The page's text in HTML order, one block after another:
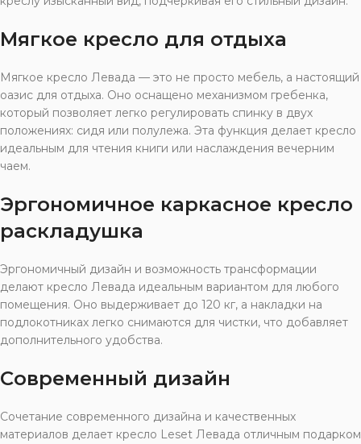
Мягкое кресло для отдыха
Мягкое кресло Левада — это не просто мебель, а настоящий
оазис для отдыха. Оно оснащено механизмом гребенка,
который позволяет легко регулировать спинку в двух
положениях: сидя или полулежа. Эта функция делает кресло
идеальным для чтения книги или наслаждения вечерним
чаем.
Эргономичное каркасное кресло
раскладушка
Эргономичный дизайн и возможность трансформации
делают кресло Левада идеальным вариантом для любого
помещения. Оно выдерживает до 120 кг, а накладки на
подлокотниках легко снимаются для чистки, что добавляет
дополнительного удобства.
Современный дизайн
Сочетание современного дизайна и качественных
материалов делает кресло Leset Левада отличным подарком